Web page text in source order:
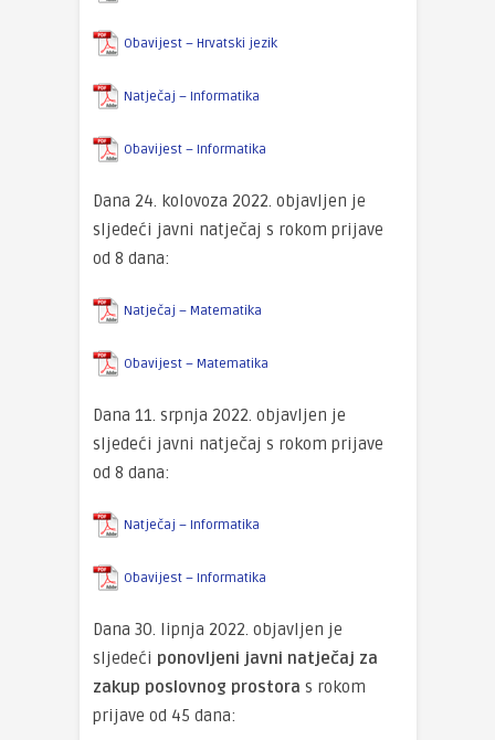
Obavijest – Hrvatski jezik
Natječaj – Informatika
Obavijest – Informatika
Dana 24. kolovoza 2022. objavljen je
sljedeći javni natječaj s rokom prijave
od 8 dana:
Natječaj – Matematika
Obavijest – Matematika
Dana 11. srpnja 2022. objavljen je
sljedeći javni natječaj s rokom prijave
od 8 dana:
Natječaj – Informatika
Obavijest – Informatika
Dana 30. lipnja 2022. objavljen je
sljedeći ponovljeni javni natječaj za
zakup poslovnog prostora s rokom
prijave od 45 dana: